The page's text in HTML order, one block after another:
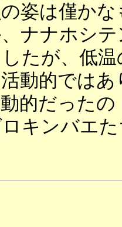
姿は僅かな
ナナホシテ
たが、低温
動的ではあ
的だったの
キンバエ